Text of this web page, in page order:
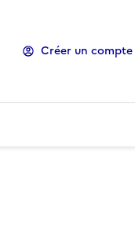
Créer un compte